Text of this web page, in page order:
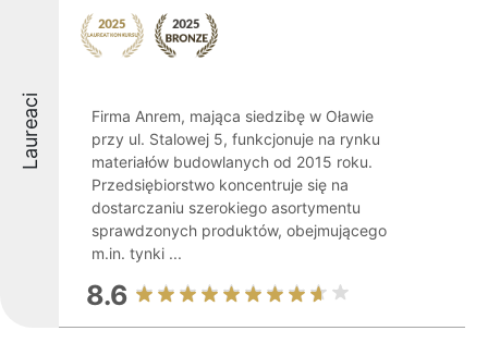
Laureaci
Firma Anrem, mająca siedzibę w Oławie
przy ul. Stalowej 5, funkcjonuje na rynku
materiałów budowlanych od 2015 roku.
Przedsiębiorstwo koncentruje się na
dostarczaniu szerokiego asortymentu
sprawdzonych produktów, obejmującego
m.in. tynki ...
8.6